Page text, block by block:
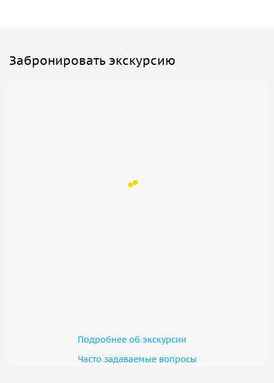
Забронировать экскурсию
Подробнее об экскурсии
Часто задаваемые вопросы